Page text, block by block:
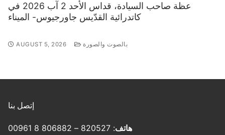
عظة صاحب السيادة، قداس الأحد 2 آب 2026 في
كاتدرائية القدّيس جاورجيوس- الميناء
AUGUST 5, 2026 بالصوت والصورة
إتصل بنا
هاتف: 820527 – 806882 8 00961